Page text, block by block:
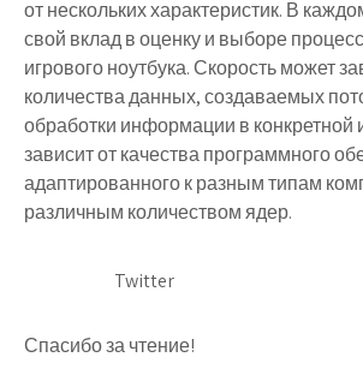
от нескольких характеристик. В
свой вклад в оценку и выборе
игрового ноутбука. Скорость может
количества данных, создаваемых
обработки информации в конкретной
зависит от качества программного
адаптированного к разным типам
различным количеством ядер.
Twitter
Спасибо за чтение!